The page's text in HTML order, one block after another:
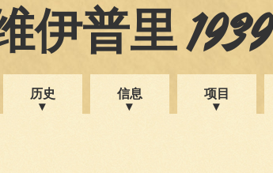
伊普里 1939
历史 信息 项目